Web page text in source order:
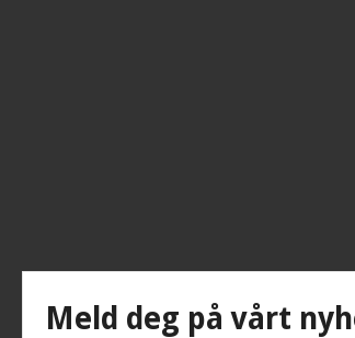
Meld deg på vårt